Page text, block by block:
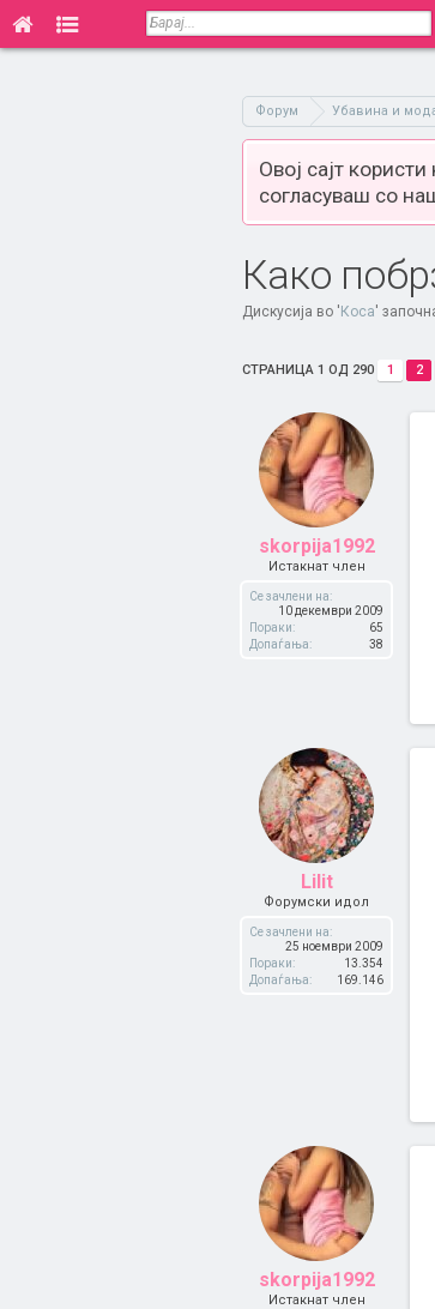
Форум Убавина и
Овој сајт
согласуваш со
Како
Дискусија во ' Коса'
СТРАНИЦА 1 ОД 290 1 2
skorpija1992
Истакнат член
Се зачлени на:
10 декември 2009
Пораки:
65
Допаѓања:
38
Lilit
Форумски идол
Се зачлени на:
25 ноември 2009
Пораки:
13.354
Допаѓања:
169.146
skorpija1992
Истакнат член